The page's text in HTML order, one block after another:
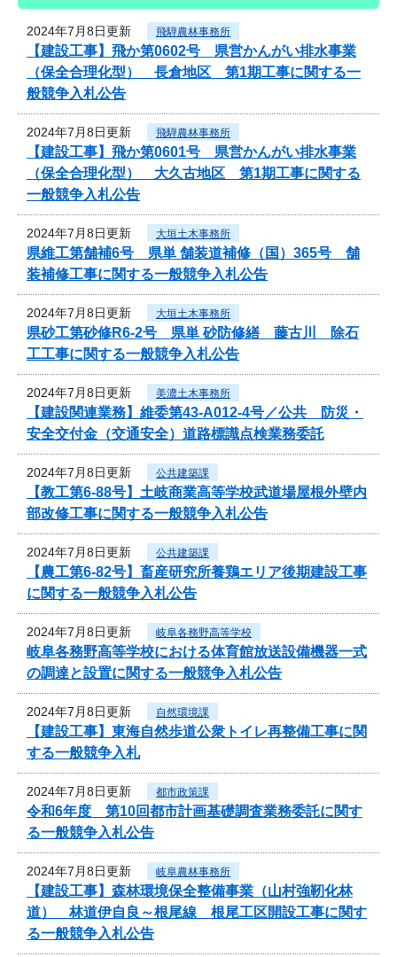
2024年7月8日更新 飛騨農林事務所
【建設工事】飛か第0602号 県営かんがい排水事業
（保全合理化型） 長倉地区 第1期工事に関する一
般競争入札公告
2024年7月8日更新 飛騨農林事務所
【建設工事】飛か第0601号 県営かんがい排水事業
（保全合理化型） 大久古地区 第1期工事に関する
一般競争入札公告
2024年7月8日更新 大垣土木事務所
県維工第舗補6号 県単 舗装道補修（国）365号 舗
装補修工事に関する一般競争入札公告
2024年7月8日更新 大垣土木事務所
県砂工第砂修R6-2号 県単 砂防修繕 藤古川 除石
工工事に関する一般競争入札公告
2024年7月8日更新 美濃土木事務所
【建設関連業務】維委第43-A012-4号／公共 防災・
安全交付金（交通安全）道路標識点検業務委託
2024年7月8日更新 公共建築課
【教工第6-88号】土岐商業高等学校武道場屋根外壁内
部改修工事に関する一般競争入札公告
2024年7月8日更新 公共建築課
【農工第6-82号】畜産研究所養鶏エリア後期建設工事
に関する一般競争入札公告
2024年7月8日更新 岐阜各務野高等学校
岐阜各務野高等学校における体育館放送設備機器一式
の調達と設置に関する一般競争入札公告
2024年7月8日更新 自然環境課
【建設工事】東海自然歩道公衆トイレ再整備工事に関
する一般競争入札
2024年7月8日更新 都市政策課
令和6年度 第10回都市計画基礎調査業務委託に関す
る一般競争入札公告
2024年7月8日更新 岐阜農林事務所
【建設工事】森林環境保全整備事業（山村強靭化林
道） 林道伊自良～根尾線 根尾工区開設工事に関す
る一般競争入札公告